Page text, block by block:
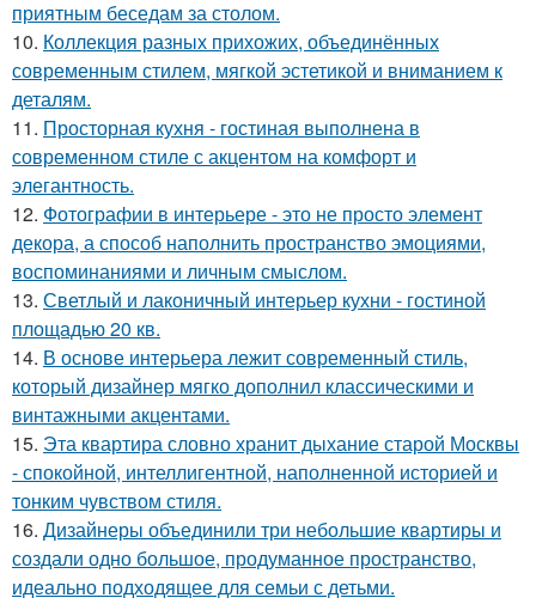
приятным беседам за столом.
10. Коллекция разных прихожих, объединённых
современным стилем, мягкой эстетикой и вниманием к
деталям.
11. Просторная кухня - гостиная выполнена в
современном стиле с акцентом на комфорт и
элегантность.
12. Фотографии в интерьере - это не просто элемент
декора, а способ наполнить пространство эмоциями,
воспоминаниями и личным смыслом.
13. Светлый и лаконичный интерьер кухни - гостиной
площадью 20 кв.
14. В основе интерьера лежит современный стиль,
который дизайнер мягко дополнил классическими и
винтажными акцентами.
15. Эта квартира словно хранит дыхание старой Москвы
- спокойной, интеллигентной, наполненной историей и
тонким чувством стиля.
16. Дизайнеры объединили три небольшие квартиры и
создали одно большое, продуманное пространство,
идеально подходящее для семьи с детьми.